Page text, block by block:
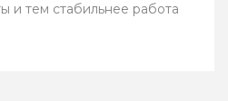
и тем стабильнее работа